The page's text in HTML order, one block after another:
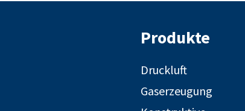
Produkte
Druckluft
Gaserzeugung